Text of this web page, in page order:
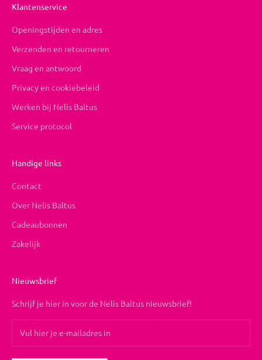
Klantenservice
Openingstijden en adres
Verzenden en retourneren
Vraag en antwoord
Privacy en cookiebeleid
Werken bij Nelis Baltus
Service protocol
Handige links
Contact
Over Nelis Baltus
Cadeaubonnen
Zakelijk
Nieuwsbrief
Schrijf je hier in voor de Nelis Baltus nieuwsbrief!